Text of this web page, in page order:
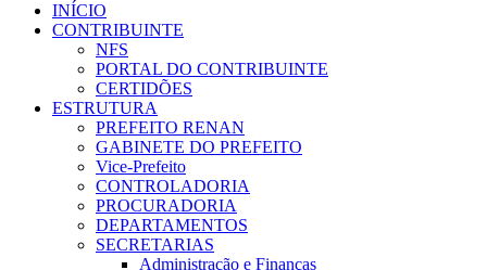
INÍCIO
CONTRIBUINTE
NFS
PORTAL DO CONTRIBUINTE
CERTIDÕES
ESTRUTURA
PREFEITO RENAN
GABINETE DO PREFEITO
Vice-Prefeito
CONTROLADORIA
PROCURADORIA
DEPARTAMENTOS
SECRETARIAS
Administração e Finanças